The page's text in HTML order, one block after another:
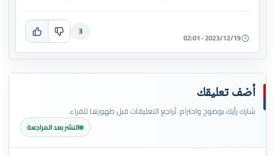
2023/12/19 - 02:01
3
أضف تعليقك
شارك رأيك بوضوح واحترام. تُراجع التعليقات قبل ظهورها للقراء.
النشر بعد المراجعة